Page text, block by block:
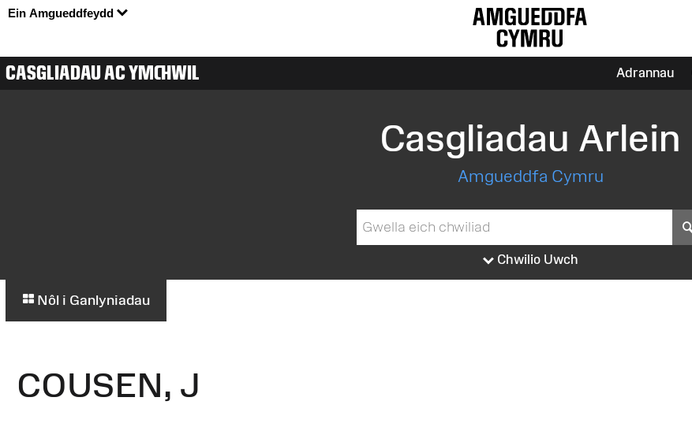
Ein Amgueddfeydd
CASGLIADAU AC YMCHWIL Adrannau
Casgliadau Arlein
Amgueddfa Cymru
Chwilio Uwch
Nôl i Ganlyniadau
COUSEN, J